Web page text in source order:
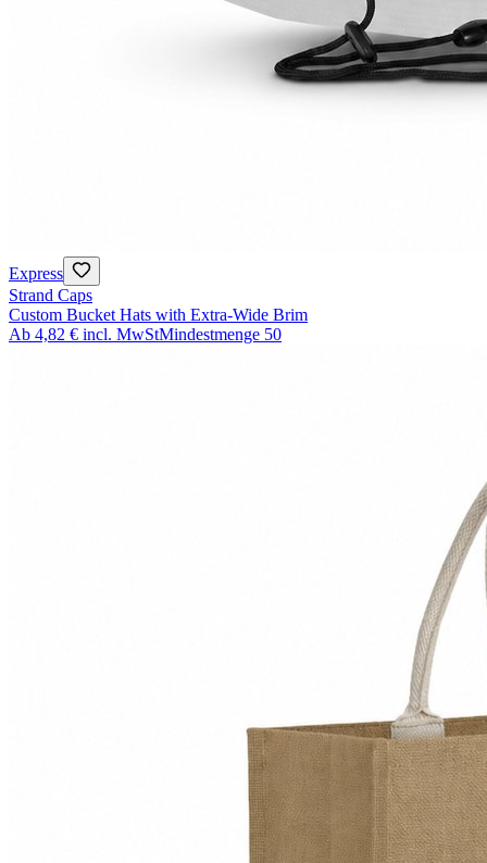
Express
Strand Caps
Custom Bucket Hats with Extra-Wide Brim
Ab 4,82 € incl. MwStMindestmenge 50